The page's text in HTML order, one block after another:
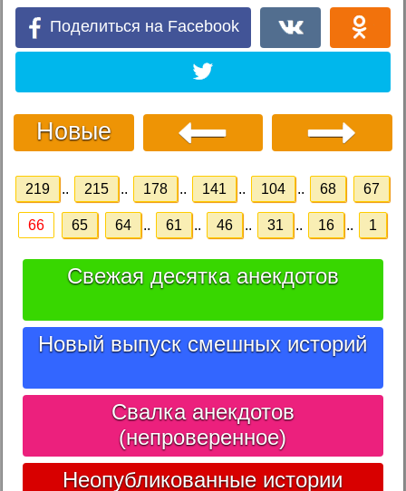
Поделиться на Facebook
Новые
219 .. 215 .. 178 .. 141 .. 104 .. 68 67
66 65 64 .. 61 .. 46 .. 31 .. 16 .. 1
Свежая десятка анекдотов
Новый выпуск смешных историй
Свалка анекдотов
(непроверенное)
Неопубликованные истории